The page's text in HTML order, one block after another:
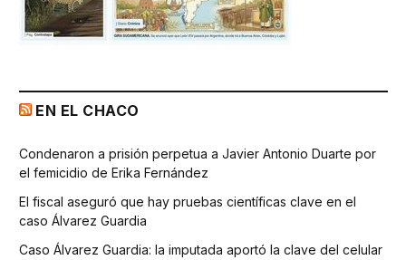
EN EL CHACO
Condenaron a prisión perpetua a Javier Antonio Duarte por
el femicidio de Erika Fernández
El fiscal aseguró que hay pruebas científicas clave en el
caso Álvarez Guardia
Caso Álvarez Guardia: la imputada aportó la clave del celular